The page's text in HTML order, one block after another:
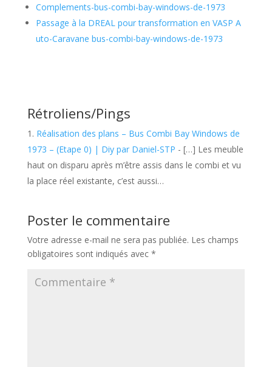
Complements-bus-combi-bay-windows-de-1973
Passage à la DREAL pour transformation en VASP A
uto-Caravane bus-combi-bay-windows-de-1973
Rétroliens/Pings
Réalisation des plans – Bus Combi Bay Windows de
1973 – (Etape 0) | Diy par Daniel-STP - […] Les meuble
haut on disparu après m’être assis dans le combi et vu
la place réel existante, c’est aussi…
Poster le commentaire
Votre adresse e-mail ne sera pas publiée. Les champs
obligatoires sont indiqués avec *